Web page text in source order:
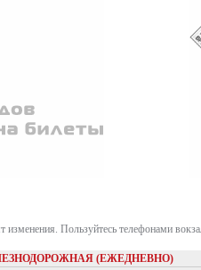
изменения. Пользуйтесь телефонами
(ЕЖЕДНЕВНО)